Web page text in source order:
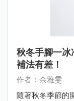
秋冬手腳一冰
補法有差！
作者：余雅雯
隨著秋冬季節的